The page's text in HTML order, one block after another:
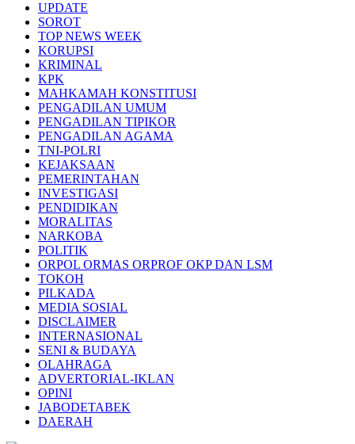
UPDATE
SOROT
TOP NEWS WEEK
KORUPSI
KRIMINAL
KPK
MAHKAMAH KONSTITUSI
PENGADILAN UMUM
PENGADILAN TIPIKOR
PENGADILAN AGAMA
TNI-POLRI
KEJAKSAAN
PEMERINTAHAN
INVESTIGASI
PENDIDIKAN
MORALITAS
NARKOBA
POLITIK
ORPOL ORMAS ORPROF OKP DAN LSM
TOKOH
PILKADA
MEDIA SOSIAL
DISCLAIMER
INTERNASIONAL
SENI & BUDAYA
OLAHRAGA
ADVERTORIAL-IKLAN
OPINI
JABODETABEK
DAERAH